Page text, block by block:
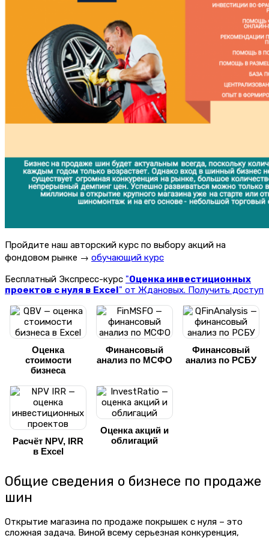
Пройдите наш авторский курс по выбору акций на
фондовом рынке → обучающий курс
Бесплатный Экспресс-курс "Оценка инвестиционных
проектов с нуля в Excel" от Ждановых. Получить доступ
Оценка
стоимости
бизнеса
Финансовый
анализ по МСФО
Финансовый
анализ по РСБУ
Расчёт NPV, IRR
в Excel
Оценка акций и
облигаций
Общие сведения о бизнесе по продаже
шин
Открытие магазина по продаже покрышек с нуля – это
сложная задача. Виной всему серьезная конкуренция,